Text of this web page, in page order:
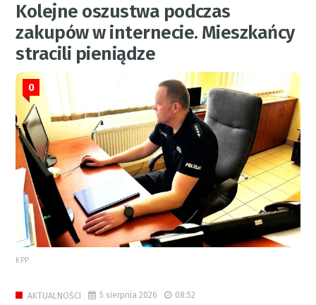
Kolejne oszustwa podczas
zakupów w internecie. Mieszkańcy
stracili pieniądze
0
KPP
AKTUALNOŚCI 5 sierpnia 2026 08:52